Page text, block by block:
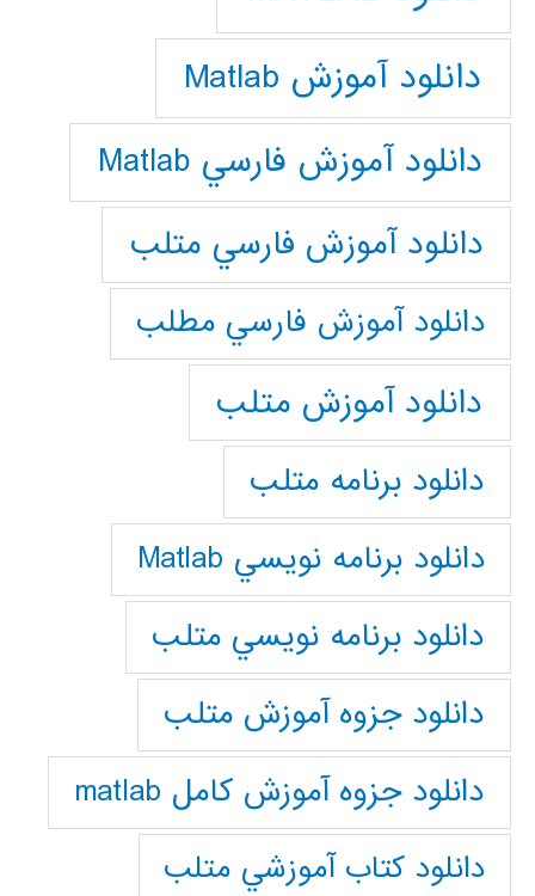
دانلود آموزش Matlab
دانلود آموزش فارسي Matlab
دانلود آموزش فارسي متلب
دانلود آموزش فارسي مطلب
دانلود آموزش متلب
دانلود برنامه متلب
دانلود برنامه نويسي Matlab
دانلود برنامه نويسي متلب
دانلود جزوه آموزش متلب
دانلود جزوه آموزش کامل matlab
دانلود كتاب آموزشي متلب